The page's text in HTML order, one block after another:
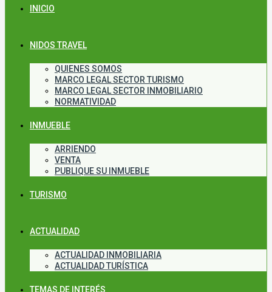
INICIO
NIDOS TRAVEL
QUIENES SOMOS
MARCO LEGAL SECTOR TURISMO
MARCO LEGAL SECTOR INMOBILIARIO
NORMATIVIDAD
INMUEBLE
ARRIENDO
VENTA
PUBLIQUE SU INMUEBLE
TURISMO
ACTUALIDAD
ACTUALIDAD INMOBILIARIA
ACTUALIDAD TURÍSTICA
TEMAS DE INTERÉS